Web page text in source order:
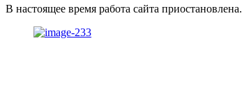
В настоящее время работа сайта приостановлена.